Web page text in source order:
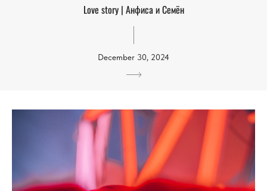
Love story | Анфиса и Семён
December 30, 2024